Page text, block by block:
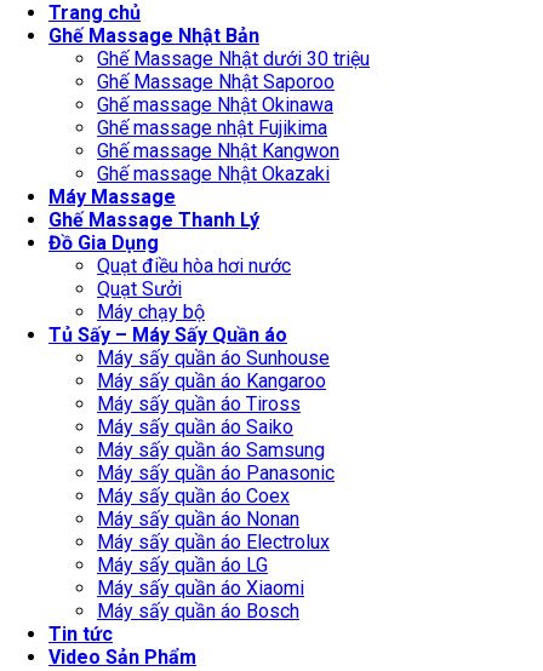
Trang chủ
Ghế Massage Nhật Bản
Ghế Massage Nhật dưới 30 triệu
Ghế Massage Nhật Saporoo
Ghế massage Nhật Okinawa
Ghế massage nhật Fujikima
Ghế massage Nhật Kangwon
Ghế massage Nhật Okazaki
Máy Massage
Ghế Massage Thanh Lý
Đồ Gia Dụng
Quạt điều hòa hơi nước
Quạt Sưởi
Máy chạy bộ
Tủ Sấy – Máy Sấy Quần áo
Máy sấy quần áo Sunhouse
Máy sấy quần áo Kangaroo
Máy sấy quần áo Tiross
Máy sấy quần áo Saiko
Máy sấy quần áo Samsung
Máy sấy quần áo Panasonic
Máy sấy quần áo Coex
Máy sấy quần áo Nonan
Máy sấy quần áo Electrolux
Máy sấy quần áo LG
Máy sấy quần áo Xiaomi
Máy sấy quần áo Bosch
Tin tức
Video Sản Phẩm